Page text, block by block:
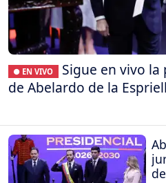
● EN VIVO
Sigue en vivo
de Abelardo de la